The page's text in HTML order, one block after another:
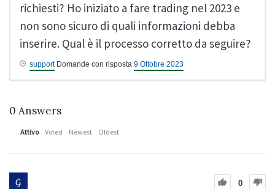
richiesti? Ho iniziato a fare trading nel 2023 e
non sono sicuro di quali informazioni debba
inserire. Qual è il processo corretto da seguire?
supportDomande con risposta 9 Ottobre 2023
0 Answers
Attivo Voted Newest Oldest
0